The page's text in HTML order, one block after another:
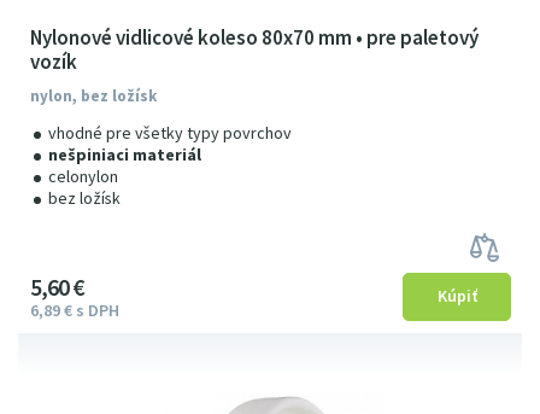
Nylonové vidlicové koleso 80x70 mm • pre paletový
vozík
nylon, bez ložísk
vhodné pre všetky typy povrchov
nešpiniaci materiál
celonylon
bez ložísk
5 60€
6 89€ s DPH